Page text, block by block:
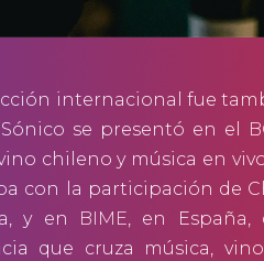
internacional fue
se presentó en el
chileno y música en
con la participación de
y en
BIME, en
que cruza música,